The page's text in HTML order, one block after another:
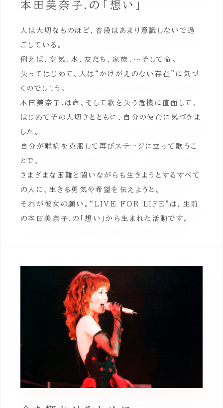
本田美奈子.の「想い」
人は大切なものほど、普段はあまり意識しないで過
ごしている。
例えば、空気、水、友だち、家族、…そして命。
失ってはじめて、人は“かけがえのない存在”に気づ
くのでしょう。
本田美奈子.は命、そして歌を失う危機に直面して、
はじめてその大切さとともに、自分の使命に気づきま
した。
自分が難病を克服して再びステージに立って歌うこ
とで、
さまざまな困難と闘いながらも生きようとするすべて
の人に、生きる勇気や希望を伝えようと。
それが彼女の願い。“LIVE FOR LIFE”は、生前
の本田美奈子.の「想い」から生まれた活動です。